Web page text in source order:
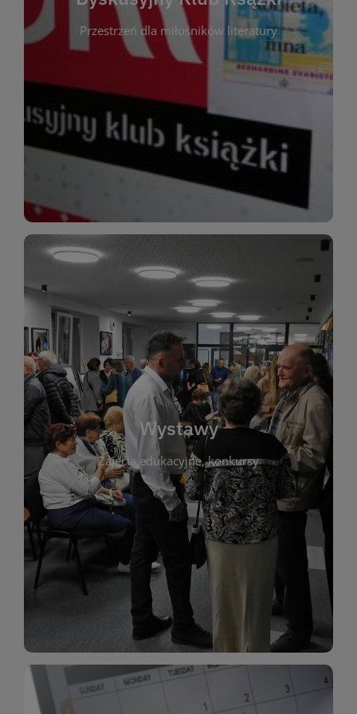
Przestrzeń dla miłośników literatury
Dyskusyjny Klub Ksążki
Dyskusyjny Klub Książki to przestrzeń dla
miłośników literatury, którzy lubią dzielić się
opiniami i emocjami po lekturze. Spotykamy się
regularnie, by rozmawiać o wybranych tytułach z
różnych gatunków literackich. Każde spotkanie to
okazja do inspirującej dyskusji, wymiany
Wystawy
Zajęcia edukacyjne, konkursy
Wystawy
Biblioteka organizuje prezentujące zarówno
sztukę lokalnych twórców, jak i zbiory tematyczne.
W tej sekcji znajdziesz informacje o aktualnych
ekspozycjach oraz archiwum wystaw z
poprzednich lat. Prezentowane prace obejmują
malarstwo, fotografię, rękodzieło i inne formy
artystyczne. Każda wystawa to wyjątkowa okazja
do kontaktu z kulturą i sztuką w przestrzeni
biblioteki. Serdecznie zapraszamy wszystkich
miłośników estetycznych doznań!
WIĘCEJ